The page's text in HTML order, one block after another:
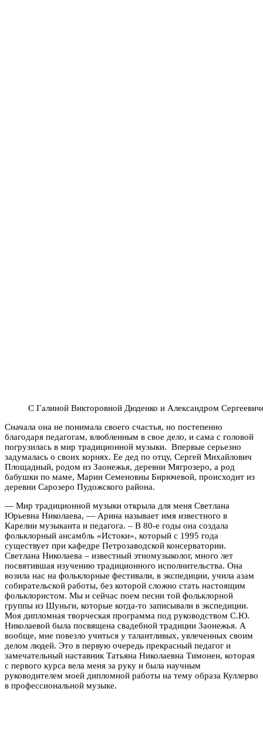
С Галиной Викторовной Дюденко и Александром
Сначала она не понимала своего счастья, но постепенно
благодаря педагогам, влюбленным в свое дело, и сама с головой
погрузилась в мир традиционной музыки. Впервые серьезно
задумалась о своих корнях. Ее дед по отцу, Сергей Михайлович
Площадный, родом из Заонежья, деревни Мягрозеро, а род
бабушки по маме, Марии Семеновны Бирючевой, происходит из
деревни Сарозеро Пудожского района.
— Мир традиционной музыки открыла для меня Светлана
Юрьевна Николаева, — Арина называет имя известного в
Карелии музыканта и педагога. – В 80-е годы она создала
фольклорный ансамбль «Истоки», который с 1995 года
существует при кафедре Петрозаводской консерватории.
Светлана Николаева – известный этномузыколог, много лет
посвятившая изучению традиционного исполнительства. Она
возила нас на фольклорные фестивали, в экспедиции, учила азам
собирательской работы, без которой сложно стать настоящим
фольклористом. Мы и сейчас поем песни той фольклорной
группы из Шуньги, которые когда-то записывали в экспедиции.
Моя дипломная творческая программа под руководством С.Ю.
Николаевой была посвящена свадебной традиции Заонежья. А
вообще, мне повезло учиться у талантливых, увлеченных своим
делом людей. Это в первую очередь прекрасный педагог и
замечательный наставник Татьяна Николаевна Тимонен, которая
с первого курса вела меня за руку и была научным
руководителем моей дипломной работы на тему образа Куллерво
в профессиональной музыке.